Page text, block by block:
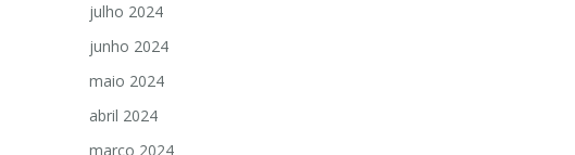
julho 2024
junho 2024
maio 2024
abril 2024
março 2024